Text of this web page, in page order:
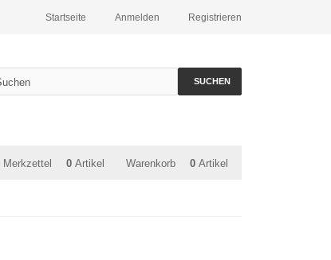
Registrieren
Anmelden
Startseite
SUCHEN
Warenkorb 0 Artikel
Merkzettel 0 Artikel